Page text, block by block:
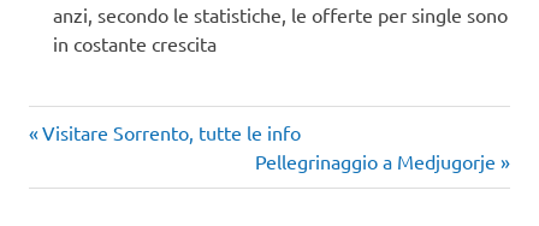
anzi, secondo le statistiche, le offerte per single sono
in costante crescita
Navigazione
articoli
Articolo
Visitare Sorrento, tutte le info
Articolo
successivo:
Pellegrinaggio a Medjugorje